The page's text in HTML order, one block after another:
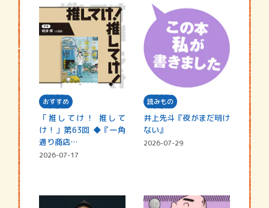
おすすめ
「推してけ！ 推して
け！」第63回 ◆『一角
通り商店…
2026-07-17
読みもの
井上先斗『夜がまだ明け
ない』
2026-07-29